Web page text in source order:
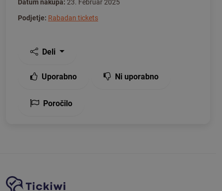
Datum nakupa: 23. Februar 2025
Podjetje: Rabadan tickets
Deli
Uporabno Ni uporabno
Poročilo
Navigacija spletnega mesta
Platforma Tickiwi